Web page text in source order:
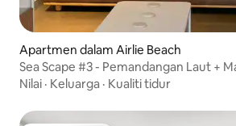
Apartmen dalam Airlie Beach
Sea Scape #3 - Pemandangan Laut +
+ Kolam Renang + Moden
Nilai · Keluarga · Kualiti tidur